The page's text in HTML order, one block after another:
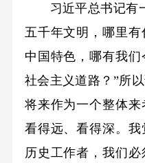
习近平总书记有一
五千年文明，哪里
中国特色，哪有我
社会主义道路？”所
将来作为一个整体来
看得远、看得深。
历史工作者，我们